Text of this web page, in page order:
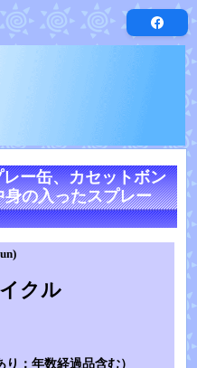
ー缶、カセットボン
身の入ったスプレー
イクル
：年数経過品含む）